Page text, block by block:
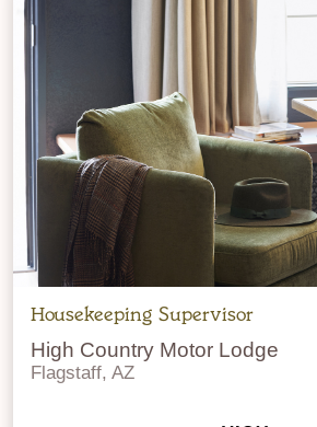
Housekeeping Supervisor
High Country Motor Lodge
Flagstaff, AZ